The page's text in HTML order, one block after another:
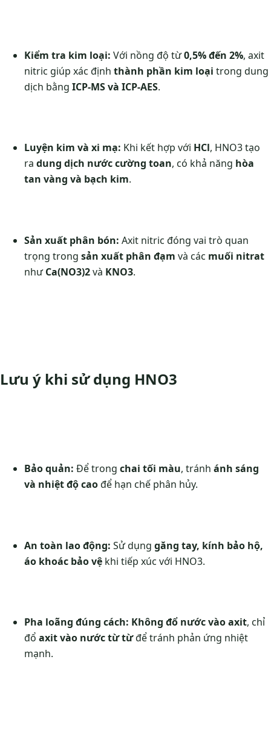
Kiểm tra kim loại: Với nồng độ từ0,5% đến 2%, axit
nitric giúp xác định thành phần kim loại trong dung
dịch bằng ICP-MS và ICP-AES.
Luyện kim và xi mạ: Khi kết hợp với HCl, HNO3 tạo
ra dung dịch nước cường toan, có khả năng hòa
tan vàng và bạch kim.
Sản xuất phân bón: Axit nitric đóng vai trò quan
trọng trong sản xuất phân đạm và các muối nitrat
nhưCa(NO3)2và KNO3.
Lưu ý khi sử dụng HNO3
Bảo quản: Để trong chai tối màu, tránh ánh sáng
và nhiệt độ caođể hạn chế phân hủy.
An toàn lao động: Sử dụng găng tay, kính bảo hộ,
áo khoác bảo vệ khi tiếp xúc với HNO3.
Pha loãng đúng cách: Không đổ nước vào axit, chỉ
đổ axit vào nước từ từđể tránh phản ứng nhiệt
mạnh.